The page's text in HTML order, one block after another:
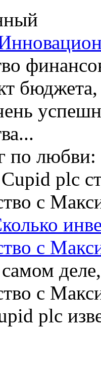
с
с
plc